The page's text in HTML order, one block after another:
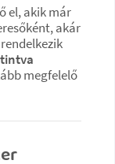
el, akik már
akár
megfelelő